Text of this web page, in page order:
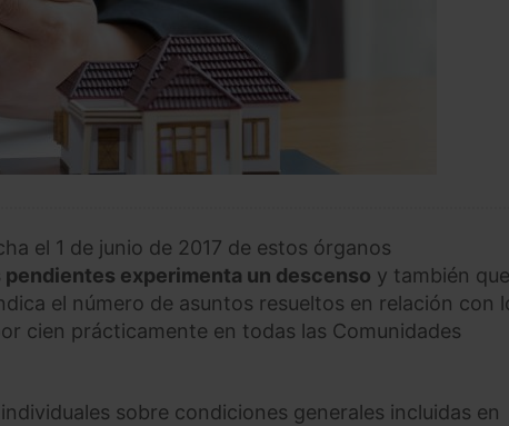
el 1 de junio de 2017 de estos órganos
pendientes experimenta un descenso y también
el número de asuntos resueltos en relación con
cien prácticamente en todas las Comunidades
sobre condiciones generales incluidas en